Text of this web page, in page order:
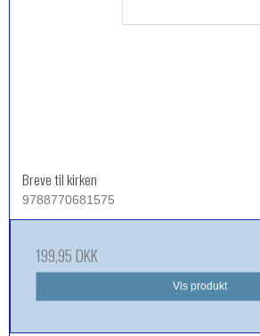
Breve til kirken
9788770681575
199,95 DKK
Vis produkt